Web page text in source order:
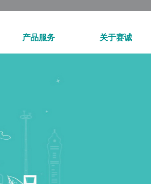
产品服务 关于赛诚